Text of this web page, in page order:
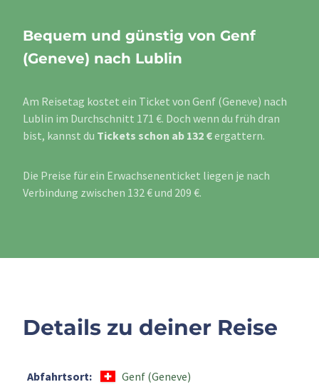
Bequem und günstig von Genf
(Geneve) nach Lublin
Am Reisetag kostet ein Ticket von Genf (Geneve) nach
Lublin im Durchschnitt 171 €. Doch wenn du früh dran
bist, kannst du Tickets schon ab 132 €ergattern.
Die Preise für ein Erwachsenenticket liegen je nach
Verbindung zwischen 132 € und 209 €.
Details zu deiner Reise
Abfahrtsort:
Genf (Geneve)